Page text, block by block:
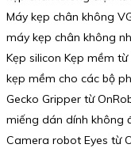
Máy kẹp chân không
máy kẹp chân không
Kẹp silicon Kẹp mềm
kẹp mềm cho các bộ
Gecko Gripper từ
miếng dán dính không
Camera robot Eyes từ